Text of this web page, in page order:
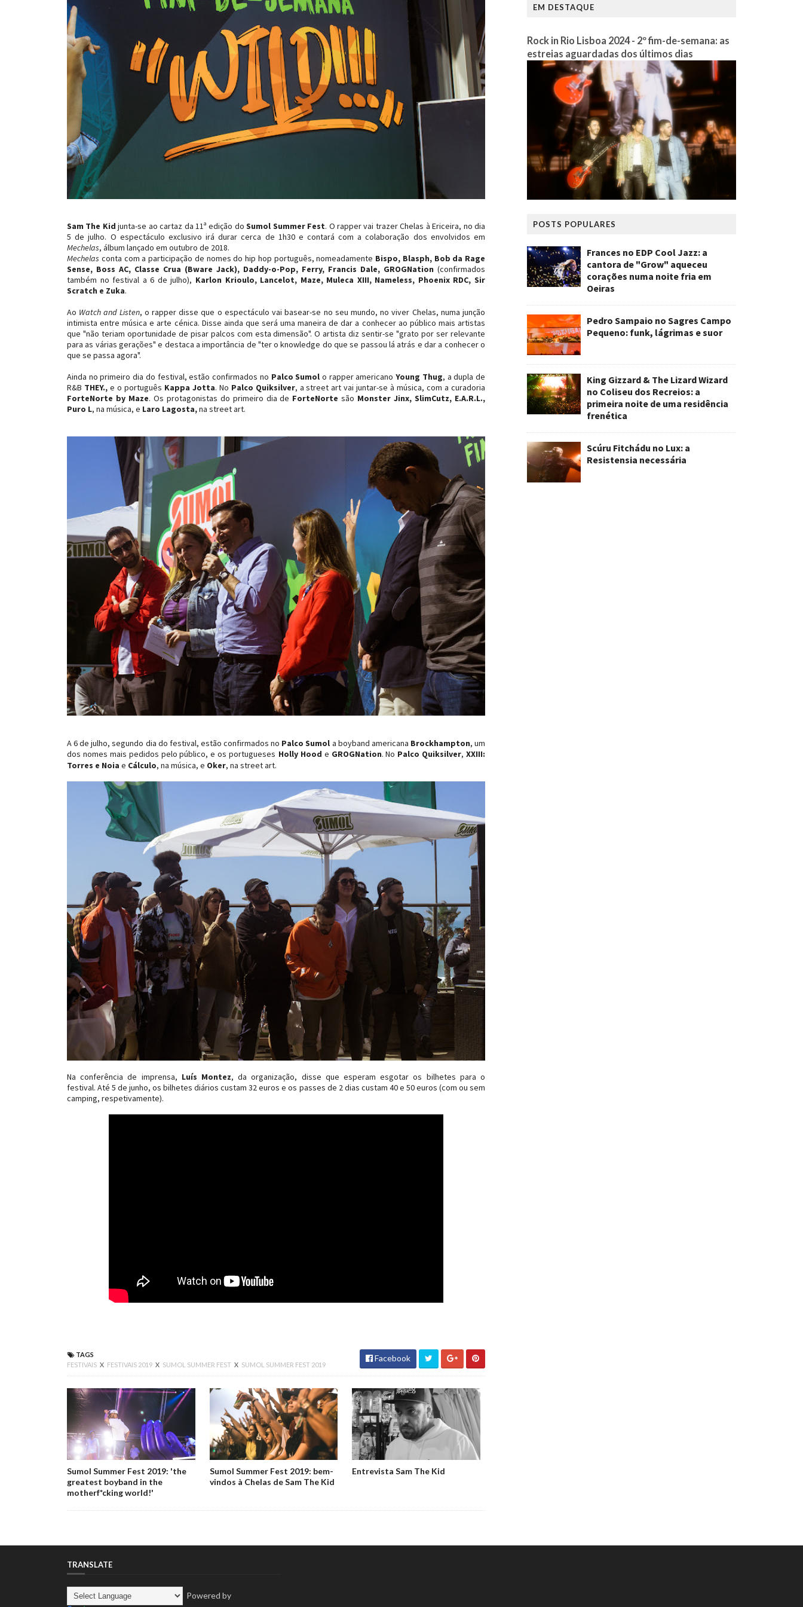
Sam The Kid junta-se ao cartaz da 11ª edição doSumol Summer Fest. O rapper vai trazer Chelas à Ericeira, no dia
5 de julho. O espectáculo exclusivo irá durar cerca de 1h30 e contará com a colaboração dos envolvidos em
Mechelas, álbum lançado em outubro de 2018.
Mechelas conta com a participação de nomes do hip hop português, nomeadamente Bispo, Blasph, Bob da Rage
Sense, Boss AC, Classe Crua (Bware Jack), Daddy-o-Pop, Ferry, Francis Dale, GROGNation (confirmados
também no festival a 6 de julho), Karlon Krioulo, Lancelot, Maze, Muleca XIII, Nameless, Phoenix RDC, Sir
Scratch e Zuka.
Ao Watch and Listen, o rapper disse que o espectáculo vai basear-se no seu mundo, no viver Chelas, numa junção
intimista entre música e arte cénica. Disse ainda que será uma maneira de dar a conhecer ao público mais artistas
que "não teriam oportunidade de pisar palcos com esta dimensão". O artista diz sentir-se "grato por ser relevante
para as várias gerações" e destaca a importância de "ter o knowledge do que se passou lá atrás e dar a conhecer o
que se passa agora".
Ainda no primeiro dia do festival, estão confirmados no Palco Sumol o rapper americanoYoung Thug, a dupla de
R&B THEY.,e o português Kappa Jotta. No Palco Quiksilver, a street art vai juntar-se à música, com a curadoria
ForteNorte by Maze. Os protagonistas do primeiro dia de ForteNortesão Monster Jinx, SlimCutz, E.A.R.L.,
Puro L, na música, e Laro Lagosta,na street art.
A 6 de julho, segundo dia do festival, estão confirmados no Palco Sumol a boyband americana Brockhampton, um
dos nomes mais pedidos pelo público, e os portugueses Holly Hood e GROGNation. No Palco Quiksilver, XXIII:
Torres e Noia e Cálculo, na música, e Oker, na street art.
Na conferência de imprensa, Luís Montez, da organização, disse que esperam esgotar os bilhetes para o
festival. Até 5 de junho, os bilhetes diários custam 32 euros e os passes de 2 dias custam 40 e 50 euros (com ou sem
camping, respetivamente).
TAGS
FESTIVAIS X FESTIVAIS 2019 X SUMOL SUMMER FEST X SUMOL SUMMER FEST 2019
Facebook
Sumol Summer Fest 2019: 'the
greatest boyband in the
motherf*cking world!'
Sumol Summer Fest 2019: bem-
vindos à Chelas de Sam The Kid
Entrevista Sam The Kid
EM DESTAQUE
Rock in Rio Lisboa 2024 - 2º fim-de-semana: as
estreias aguardadas dos últimos dias
POSTS POPULARES
Frances no EDP Cool Jazz: a
cantora de "Grow" aqueceu
corações numa noite fria em
Oeiras
Pedro Sampaio no Sagres Campo
Pequeno: funk, lágrimas e suor
King Gizzard & The Lizard Wizard
no Coliseu dos Recreios: a
primeira noite de uma residência
frenética
Scúru Fitchádu no Lux: a
Resistensia necessária
TRANSLATE
Powered by